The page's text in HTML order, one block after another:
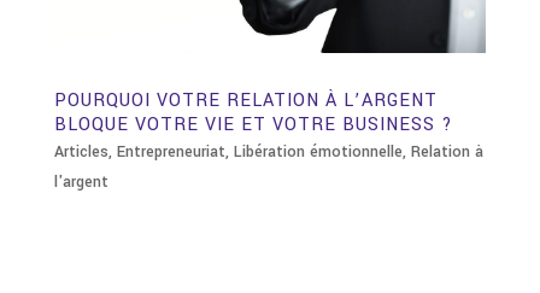
POURQUOI VOTRE RELATION À L’ARGENT
BLOQUE VOTRE VIE ET VOTRE BUSINESS ?
Articles, Entrepreneuriat, Libération émotionnelle, Relation à
l'argent